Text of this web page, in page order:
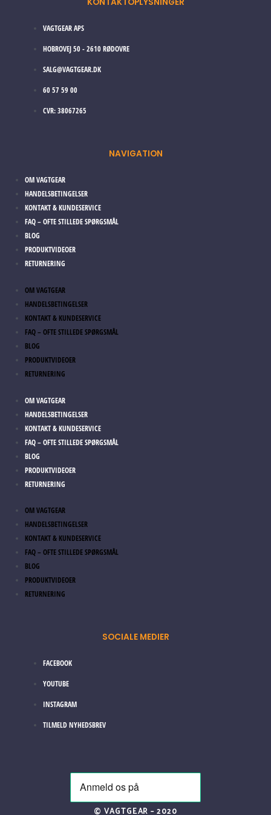
KONTAKTOPLYSNINGER
VAGTGEAR APS
HOBROVEJ 50 - 2610 RØDOVRE
SALG@VAGTGEAR.DK
60 57 59 00
CVR: 38067265
NAVIGATION
OM VAGTGEAR
HANDELSBETINGELSER
KONTAKT & KUNDESERVICE
FAQ – OFTE STILLEDE SPØRGSMÅL
BLOG
PRODUKTVIDEOER
RETURNERING
OM VAGTGEAR
HANDELSBETINGELSER
KONTAKT & KUNDESERVICE
FAQ – OFTE STILLEDE SPØRGSMÅL
BLOG
PRODUKTVIDEOER
RETURNERING
OM VAGTGEAR
HANDELSBETINGELSER
KONTAKT & KUNDESERVICE
FAQ – OFTE STILLEDE SPØRGSMÅL
BLOG
PRODUKTVIDEOER
RETURNERING
OM VAGTGEAR
HANDELSBETINGELSER
KONTAKT & KUNDESERVICE
FAQ – OFTE STILLEDE SPØRGSMÅL
BLOG
PRODUKTVIDEOER
RETURNERING
SOCIALE MEDIER
FACEBOOK
YOUTUBE
INSTAGRAM
TILMELD NYHEDSBREV
© VAGTGEAR – 2020